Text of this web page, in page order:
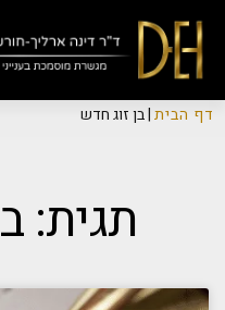
Yes
...
דף הבית|בן זוג חדש
תגית: